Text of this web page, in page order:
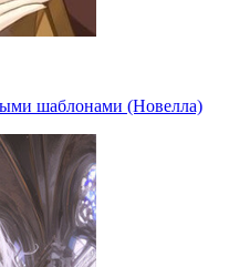
шаблонами (Новелла)